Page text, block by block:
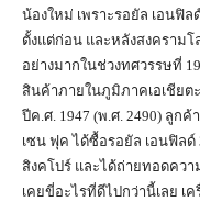
น้องใหม่ เพราะรอยัล เอนฟิ
ตั้งแต่ก่อน และหลังสงคราม
อย่างมากในช่วงทศวรรษที่
สินค้าภายในภูมิภาคเอเชียต
ปีค.ศ. 1947 (พ.ศ. 2490) ลูก
เซน ฟุค ได้ซื้อรอยัล เอนฟิล
สิงคโปร์ และได้ถ่ายทอดคว
เคยขี่อะไรที่ดีไปกว่านี้เลย เ